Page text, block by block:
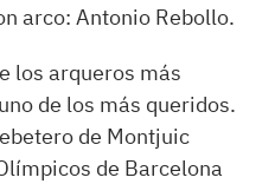
arco: Antonio Rebollo.
los arqueros más
de los más queridos.
de Montjuic
de Barcelona